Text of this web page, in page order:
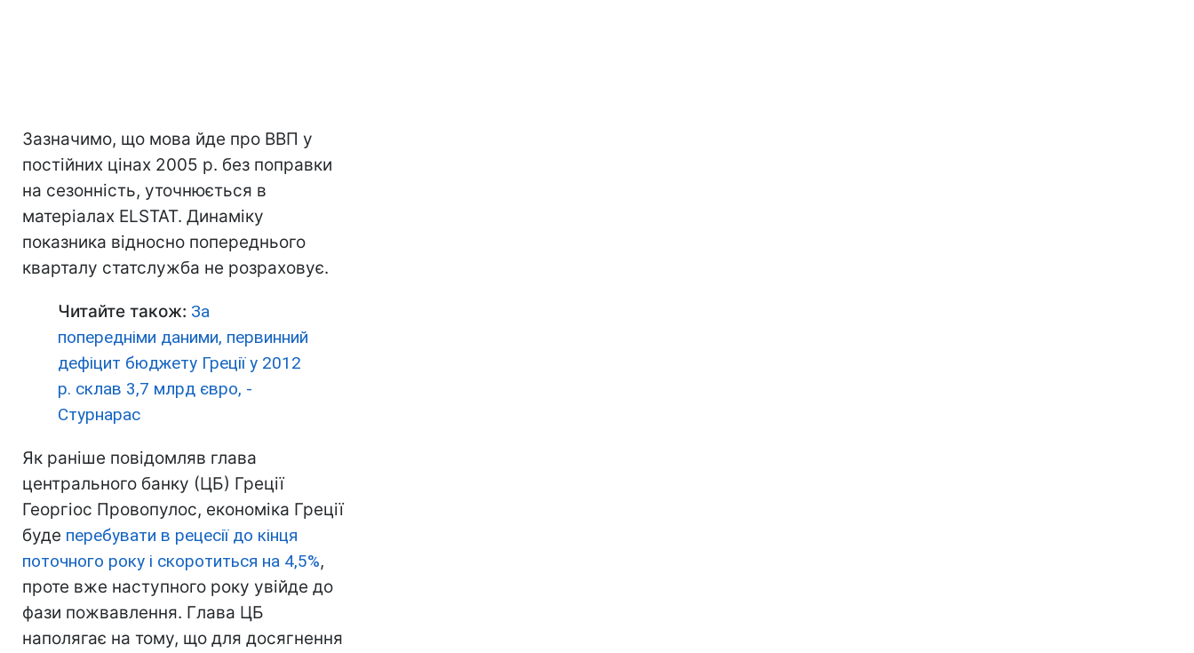
Зазначимо, що мова йде про ВВП у
постійних цінах 2005 р. без поправки
на сезонність, уточнюється в
матеріалах ELSTAT. Динаміку
показника відносно попереднього
кварталу статслужба не розраховує.
Читайте також: За
попередніми даними, первинний
дефіцит бюджету Греції у 2012
р. склав 3,7 млрд євро, -
Стурнарас
Як раніше повідомляв глава
центрального банку (ЦБ) Греції
Георгіос Провопулос, економіка Греції
буде перебувати в рецесії до кінця
поточного року і скоротиться на 4,5%,
проте вже наступного року увійде до
фази пожвавлення. Глава ЦБ
наполягає на тому, що для досягнення